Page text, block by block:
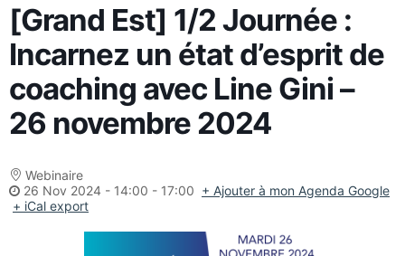
[Grand Est] 1/2 Journée :
Incarnez un état d’esprit de
coaching avec Line Gini –
26 novembre 2024
Webinaire
26 Nov 2024 - 14:00 - 17:00 + Ajouter à mon Agenda Google
+ iCal export